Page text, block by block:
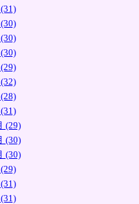
(29)
(30)
(30)